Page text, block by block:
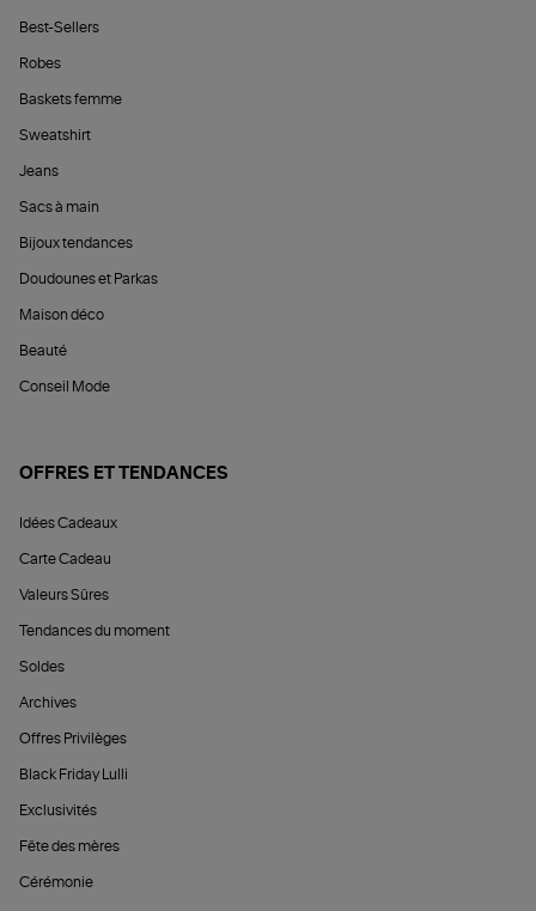
Best-Sellers
Robes
Baskets femme
Sweatshirt
Jeans
Sacs à main
Bijoux tendances
Doudounes et Parkas
Maison déco
Beauté
Conseil Mode
OFFRES ET TENDANCES
Idées Cadeaux
Carte Cadeau
Valeurs Sûres
Tendances du moment
Soldes
Archives
Offres Privilèges
Black Friday Lulli
Exclusivités
Fête des mères
Cérémonie